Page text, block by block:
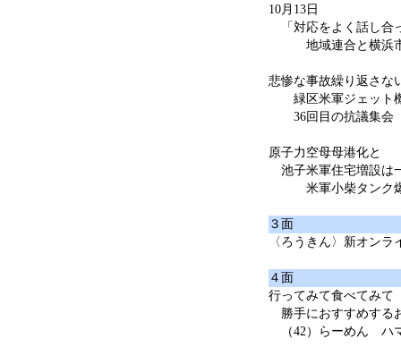
10月13日
「対応をよく話し合
地域連合と横浜市
悲惨な事故繰り返さな
緑区米軍ジェット
36回目の抗議集会
原子力空母母港化と
池子米軍住宅増設は
米軍小柴タンク爆
３面
〈ろうきん〉新オン
４面
行ってみて食べてみて
勝手におすすめする
（42）らーめん ハ